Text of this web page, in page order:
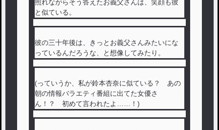
照れながらそう答えたお義父さんは、笑顔も彼
と似ている。
彼の三十年後は、きっとお義父さんみたいにな
っているんだろうな、と想像してみたり。
(っていうか、私が鈴本杏奈に似ている？ あの
朝の情報バラエティ番組に出てた女優さ
ん！？ 初めて言われたよ……！)